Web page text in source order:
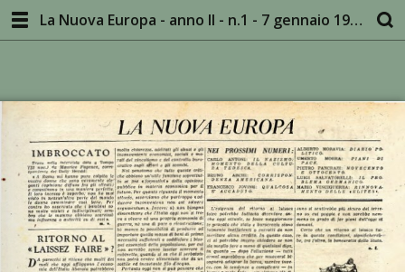
La Nuova Europa - anno II - n.1 - 7 gennaio 1945